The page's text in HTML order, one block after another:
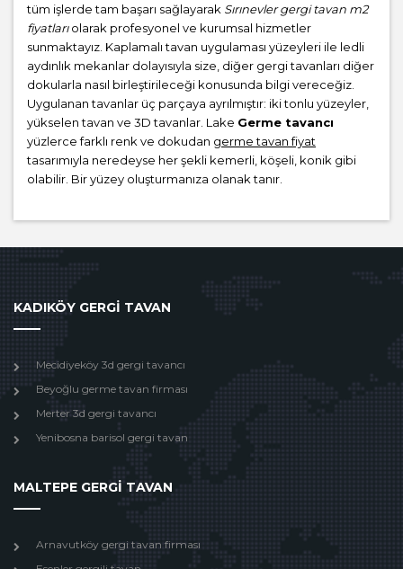
tüm işlerde tam başarı sağlayarak Sırınevler gergi tavan m2
fiyatlarıolarak profesyonel ve kurumsal hizmetler
sunmaktayız. Kaplamalı tavan uygulaması yüzeyleri ile ledli
aydınlık mekanlar dolayısıyla size, diğer gergi tavanları diğer
dokularla nasıl birleştirileceği konusunda bilgi vereceğiz.
Uygulanan tavanlar üç parçaya ayrılmıştır: iki tonlu yüzeyler,
yükselen tavan ve 3D tavanlar. Lake Germe tavancı
yüzlerce farklı renk ve dokudan germe tavan fiyat
tasarımıyla neredeyse her şekli kemerli, köşeli, konik gibi
olabilir. Bir yüzey oluşturmanıza olanak tanır.
KADIKÖY GERGİ TAVAN
Mecidiyeköy 3d gergi tavancı
Beyoğlu germe tavan firması
Merter 3d gergi tavancı
Yenibosna barisol gergi tavan
MALTEPE GERGİ TAVAN
Arnavutköy gergi tavan firması